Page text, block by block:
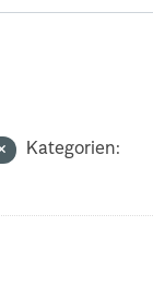
Kategorien: